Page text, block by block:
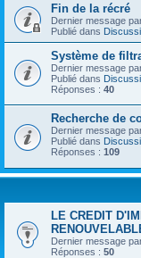
Fin de la récré
Dernier message
Publié dans
Système de
Dernier message
Publié dans
Réponses : 40
Recherche de
Dernier message
Publié dans
Réponses : 109
LE CREDIT
Dernier message
Réponses : 50